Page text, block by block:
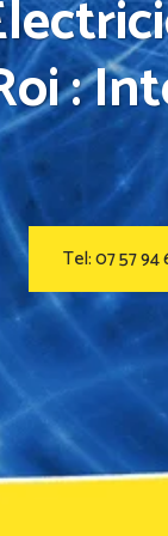
:
Tel: 07 57 94